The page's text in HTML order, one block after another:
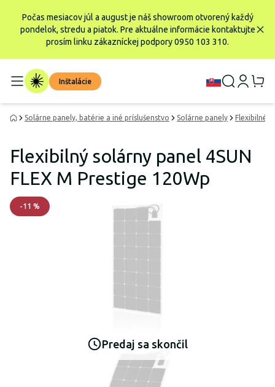
Počas mesiacov júl a august je náš showroom otvorený každý
pondelok, stredu a piatok. Pre aktuálne informácie kontaktujte
prosím linku zákazníckej podpory 0950 103 310.
Inštalácie
Solárne panely, batérie a iné príslušenstvo Solárne panely Flexibilné
Flexibilný solárny panel 4SUN
FLEX M Prestige 120Wp
-11 %
Predaj sa skončil